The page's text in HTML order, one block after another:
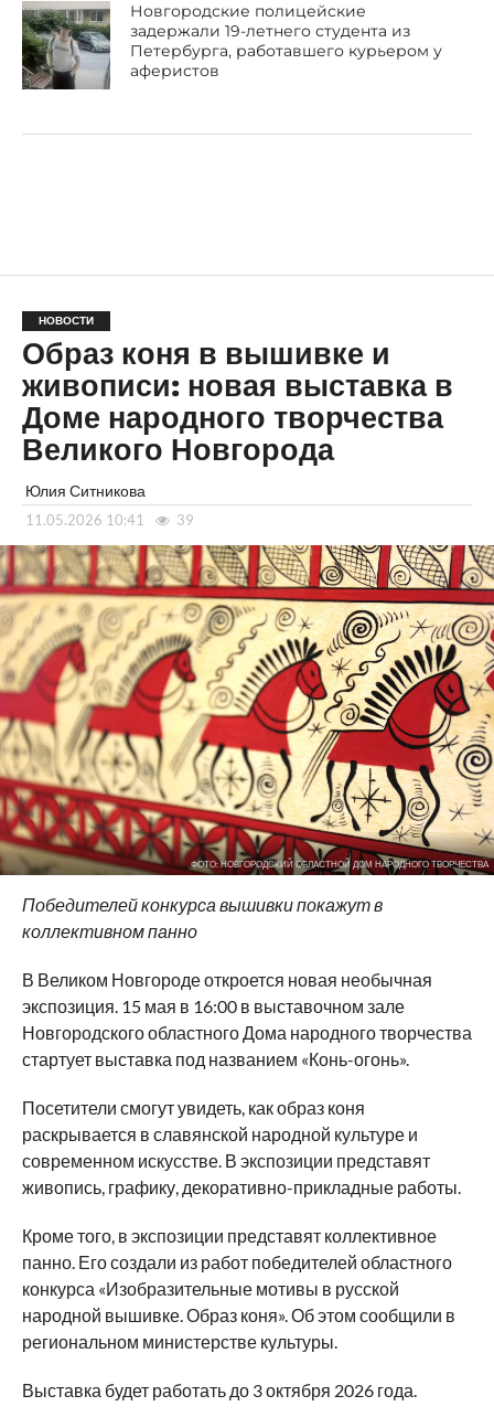
Новгородские полицейские
задержали 19-летнего студента из
Петербурга, работавшего курьером у
аферистов
НОВОСТИ
Образ коня в вышивке и
живописи: новая выставка в
Доме народного творчества
Великого Новгорода
Юлия Ситникова
11.05.2026 10:41 39
ФОТО: НОВГОРОДСКИЙ ОБЛАСТНОЙ ДОМ НАРОДНОГО ТВОРЧЕСТВА
Победителей конкурса вышивки покажут в
коллективном панно
В Великом Новгороде откроется новая необычная
экспозиция. 15 мая в 16:00 в выставочном зале
Новгородского областного Дома народного творчества
стартует выставка под названием «Конь-огонь».
Посетители смогут увидеть, как образ коня
раскрывается в славянской народной культуре и
современном искусстве. В экспозиции представят
живопись, графику, декоративно-прикладные работы.
Кроме того, в экспозиции представят коллективное
панно. Его создали из работ победителей областного
конкурса «Изобразительные мотивы в русской
народной вышивке. Образ коня». Об этом сообщили в
региональном министерстве культуры.
Выставка будет работать до 3 октября 2026 года.